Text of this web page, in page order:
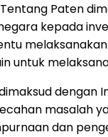
Paten
kepada
untuk
dengan
masalah
dan